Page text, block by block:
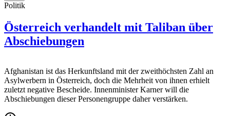
Politik
Österreich verhandelt mit Taliban über
Abschiebungen
Afghanistan ist das Herkunftsland mit der zweithöchsten Zahl an
Asylwerbern in Österreich, doch die Mehrheit von ihnen erhielt
zuletzt negative Bescheide. Innenminister Karner will die
Abschiebungen dieser Personengruppe daher verstärken.